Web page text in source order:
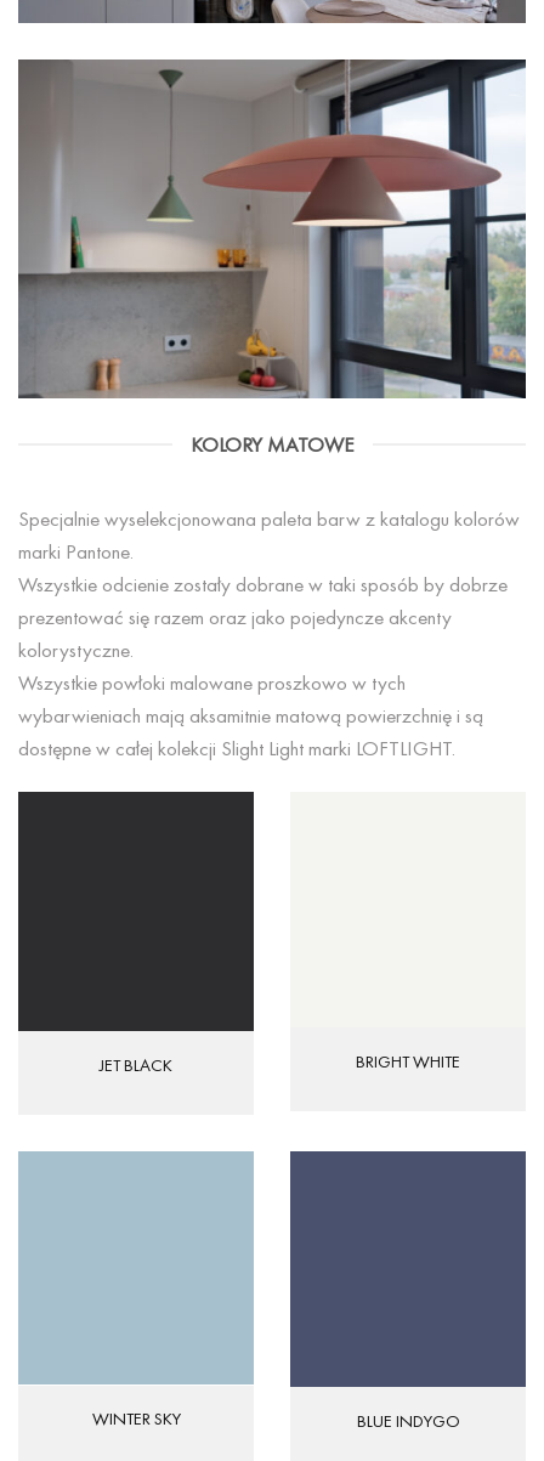
KOLORY MATOWE
Specjalnie wyselekcjonowana paleta barw z katalogu kolorów
marki Pantone.
Wszystkie odcienie zostały dobrane w taki sposób by dobrze
prezentować się razem oraz jako pojedyncze akcenty
kolorystyczne.
Wszystkie powłoki malowane proszkowo w tych
wybarwieniach mają aksamitnie matową powierzchnię i są
dostępne w całej kolekcji Slight Light marki LOFTLIGHT.
JET BLACK BRIGHT WHITE
WINTER SKY BLUE INDYGO